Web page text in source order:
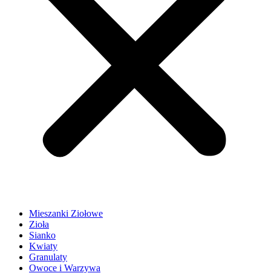
Mieszanki Ziołowe
Zioła
Sianko
Kwiaty
Granulaty
Owoce i Warzywa